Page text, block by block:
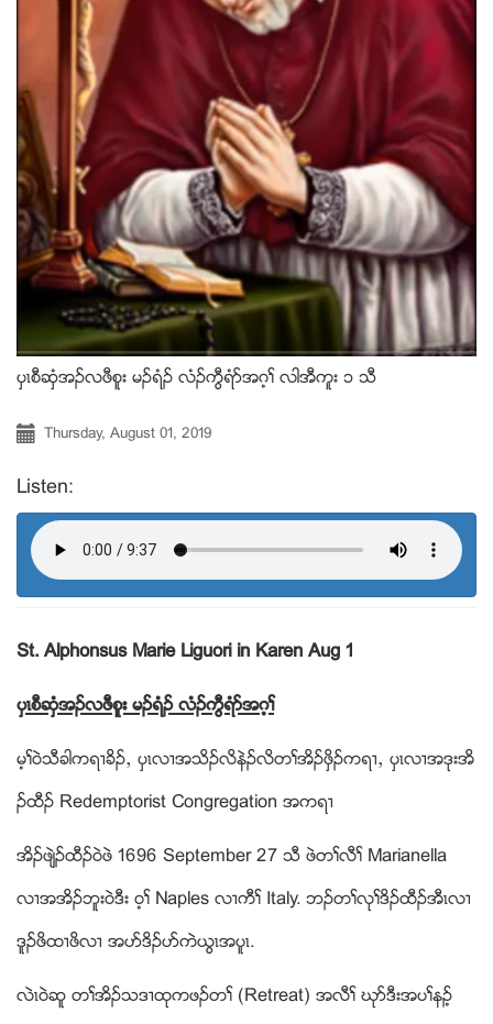
ပွၚစီဆွံအဥလဖီစူး မဥရံဥ လံဥကြီရံဏအဂ့ႈ လါအီကူး ၁ သီ
Thursday, August 01, 2019
Listen:
St. Alphonsus Marie Liguori in Karen Aug 1
ပွၚစီဆွံအဥလဖီစူး မဥရံဥ လံဥကြီရံဏအဂ့ႈ
မ့ႈ၀ဲသီခါကရ႕ခိဥယ ပွၚလ႕အသိဥလိနဲဥလိတႈအိဥဖွိဥကရ႕ယ ပွၚလ႕အဒုးအိ
ဥထီဥ Redemptorist Congregation အကရ႕
အိဥဖ်ဲဥထီဥ၀ဲဖဲ 1696 September 27 သီ ဖဲတႈလီႈ Marianella
လ႕အအိဥဘူး၀ဲဒီး ၀့ႈ Naples လ႕ကီႈ Italy. ဘဥတႈလုႈဒိဥထီဥအီၚလ႕
ဒူဥဖိထ႕ဖိလ႕ အပဏဒိဥပဏကဲဎြၚအပူၚ.
လဲၚ၀ဲဆူ တႈအိဥသဒ႕ထုကဖဥတႈ (Retreat) အလီႈ ဃုဏဒီးအပႈနဥ့